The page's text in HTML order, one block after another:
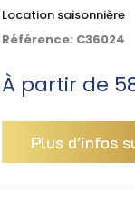
Location saisonnière
Référence: C36024
À partir de
Plus d'infos